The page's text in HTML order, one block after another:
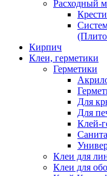
Расходный
Кирпич
Клеи, герметики
Герметики
Для
Для
Клей-
Клеи для
Клеи для